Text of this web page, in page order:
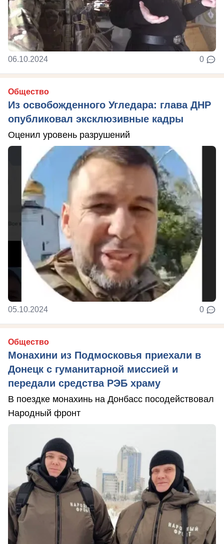
06.10.2024 0
Общество
Из освобожденного Угледара: глава ДНР
опубликовал эксклюзивные кадры
Оценил уровень разрушений
05.10.2024 0
Общество
Монахини из Подмосковья приехали в
Донецк с гуманитарной миссией и
передали средства РЭБ храму
В поездке монахинь на Донбасс посодействовал
Народный фронт